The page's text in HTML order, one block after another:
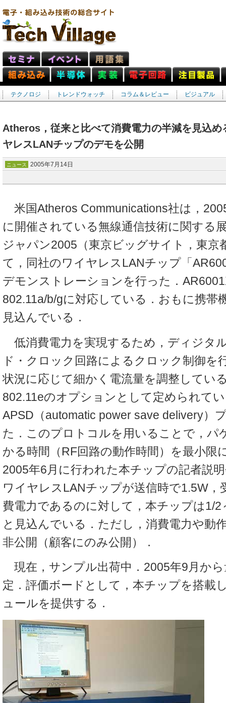
テクノロジ トレンドウォッチ コラム＆レビュー ビジュアル
Atheros，従来と比べて消費電力の半減を見込め
ヤレスLANチップのデモを公開
ニュース 2005年7月14日
米国Atheros Communications社は，
に開催されている無線通信技術に関する
ジャパン2005（東京ビッグサイト，東京
て，同社のワイヤレスLANチップ「
デモンストレーションを行った．
802.11a/b/gに対応している．おもに携帯
見込んでいる．
低消費電力を実現するため，ディジタ
ド・クロック回路によるクロック制御を
状況に応じて細かく電流量を調整してい
802.11eのオプションとして定められて
APSD（automatic power save delivery）
た．このプロトコルを用いることで，パ
かる時間（RF回路の動作時間）を最小限
2005年6月に行われた本チップの記者説
ワイヤレスLANチップが送信時で1.5W，
費電力であるのに対して，本チップは1/2
と見込んでいる．ただし，消費電力や動
非公開（顧客にのみ公開）．
現在，サンプル出荷中．2005年9月か
定．評価ボードとして，本チップを搭載
ュールを提供する．